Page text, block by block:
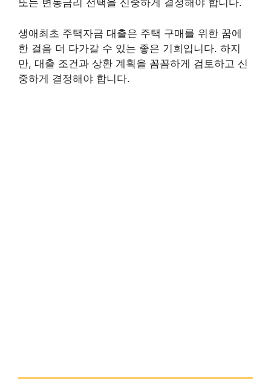
또는 변동금리 선택을 신중하게 결정해야 합니다.
생애최초 주택자금 대출은 주택 구매를 위한 꿈에
한 걸음 더 다가갈 수 있는 좋은 기회입니다. 하지
만, 대출 조건과 상환 계획을 꼼꼼하게 검토하고 신
중하게 결정해야 합니다.